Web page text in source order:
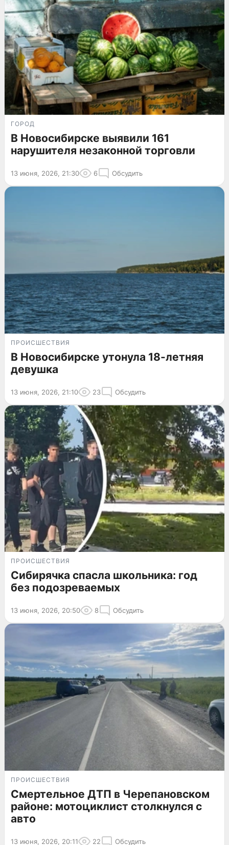
ГОРОД
В Новосибирске выявили 161
нарушителя незаконной торговли
13 июня, 2026, 21:30 6 Обсудить
ПРОИСШЕСТВИЯ
В Новосибирске утонула 18-летняя
девушка
13 июня, 2026, 21:10 23 Обсудить
ПРОИСШЕСТВИЯ
Сибирячка спасла школьника: год
без подозреваемых
13 июня, 2026, 20:50 8 Обсудить
ПРОИСШЕСТВИЯ
Смертельное ДТП в Черепановском
районе: мотоциклист столкнулся с
авто
13 июня, 2026, 20:11 22 Обсудить